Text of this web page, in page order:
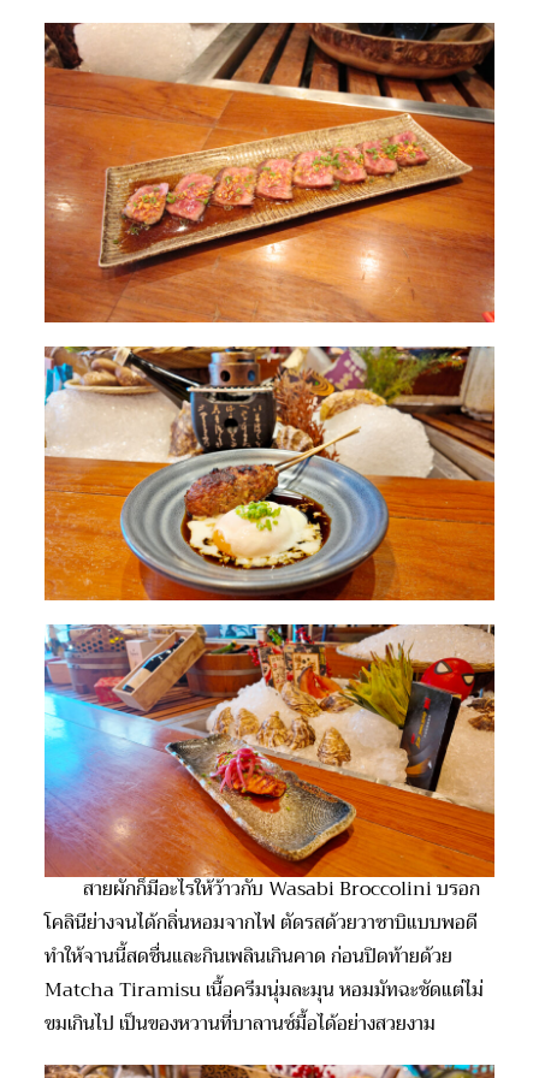
สายผักก็มีอะไรให้ว้าวกับ Wasabi Broccolini บรอก
โคลินีย่างจนได้กลิ่นหอมจากไฟ ตัดรสด้วยวาซาบิแบบพอดี
ทำให้จานนี้สดชื่นและกินเพลินเกินคาด ก่อนปิดท้ายด้วย
Matcha Tiramisu เนื้อครีมนุ่มละมุน หอมมัทฉะชัดแต่ไม่
ขมเกินไป เป็นของหวานที่บาลานซ์มื้อได้อย่างสวยงาม